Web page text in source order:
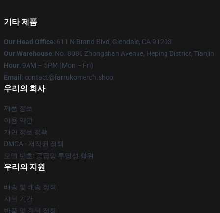
기타 제품
Our Head Office: 611 N Brand Blvd, Glendale, CA 91203
Our Warehouse: No. 8080 Zhongshan Avenue, Heping District, Tianjin
Hour: 9AM – 5PM (Mon – Fri)
Email : contact@farrukomerch.shop
우리의 회사
제품 정보
이용 약관
개인 정보 정책
DMCA - 저작권 정책
모델 번호: 공급망 투명성 행위
우리의 지원
배송 및 배송 정책
지불 기간
반품 및 환불 정책